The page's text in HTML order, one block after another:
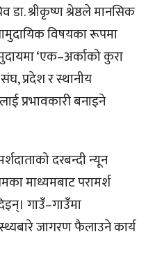
डा. श्रीकृष्ण श्रेष्ठले मानसिक
विषयका रूपमा
‘एक–अर्काको कुरा
प्रदेश र स्थानीय
प्रभावकारी बनाइने
दरबन्दी न्यून
माध्यमबाट परामर्श
गाउँ–गाउँमा
जागरण फैलाउने कार्य